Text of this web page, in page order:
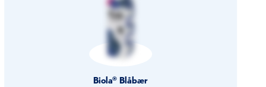
Biola® Blåbær